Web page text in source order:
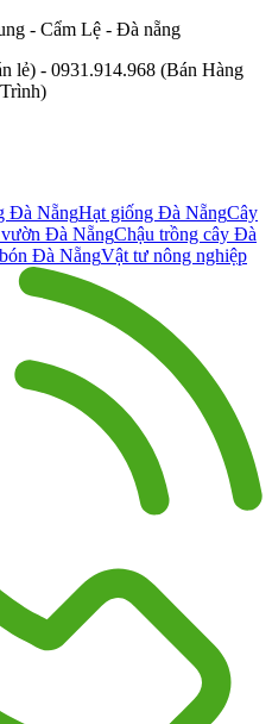
- Cẩm Lệ - Đà nẵng
lẻ) - 0931.914.968 (Bán Hàng
Đà NẵngHạt giống Đà NẵngCây
Đà NẵngChậu trồng cây Đà
Đà NẵngVật tư nông nghiệp